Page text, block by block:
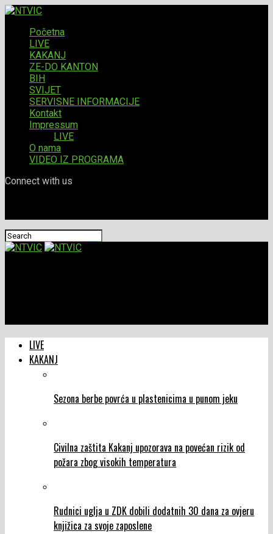
Početna
LIVE
KAKANJ
ZE-DO KANTON
BIH
SVIJET
SERVISNE INFORMACIJE
Kontakt
Impressum
LIVE
O nama
VIDEO IZ PROGRAMA
Connect with us
LIVE
KAKANJ
Sezona berbe povrća u plastenicima u punom jeku
Civilna zaštita Kakanj upozorava na povećan rizik od
požara zbog visokih temperatura
Rudnici uglja u ZDK dobili dodatnih 30 dana za ovjeru
knjižica za svoje zaposlene